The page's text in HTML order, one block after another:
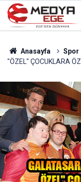
Anasayfa Spor
"ÖZEL" ÇOCUKLARA